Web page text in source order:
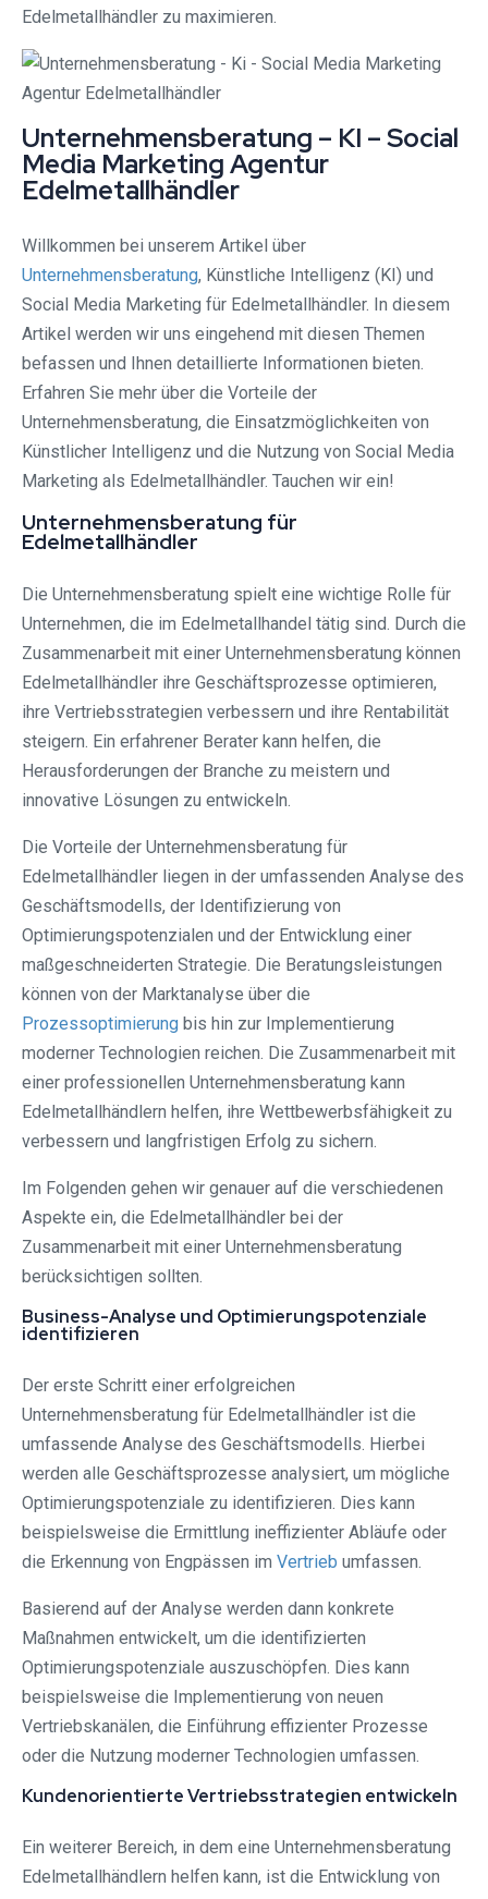
Edelmetallhändler zu maximieren.
Unternehmensberatung – KI – Social
Media Marketing Agentur
Edelmetallhändler
Willkommen bei unserem Artikel über
Unternehmensberatung, Künstliche Intelligenz (KI) und
Social Media Marketing für Edelmetallhändler. In diesem
Artikel werden wir uns eingehend mit diesen Themen
befassen und Ihnen detaillierte Informationen bieten.
Erfahren Sie mehr über die Vorteile der
Unternehmensberatung, die Einsatzmöglichkeiten von
Künstlicher Intelligenz und die Nutzung von Social Media
Marketing als Edelmetallhändler. Tauchen wir ein!
Unternehmensberatung für
Edelmetallhändler
Die Unternehmensberatung spielt eine wichtige Rolle für
Unternehmen, die im Edelmetallhandel tätig sind. Durch die
Zusammenarbeit mit einer Unternehmensberatung können
Edelmetallhändler ihre Geschäftsprozesse optimieren,
ihre Vertriebsstrategien verbessern und ihre Rentabilität
steigern. Ein erfahrener Berater kann helfen, die
Herausforderungen der Branche zu meistern und
innovative Lösungen zu entwickeln.
Die Vorteile der Unternehmensberatung für
Edelmetallhändler liegen in der umfassenden Analyse des
Geschäftsmodells, der Identifizierung von
Optimierungspotenzialen und der Entwicklung einer
maßgeschneiderten Strategie. Die Beratungsleistungen
können von der Marktanalyse über die
Prozessoptimierung bis hin zur Implementierung
moderner Technologien reichen. Die Zusammenarbeit mit
einer professionellen Unternehmensberatung kann
Edelmetallhändlern helfen, ihre Wettbewerbsfähigkeit zu
verbessern und langfristigen Erfolg zu sichern.
Im Folgenden gehen wir genauer auf die verschiedenen
Aspekte ein, die Edelmetallhändler bei der
Zusammenarbeit mit einer Unternehmensberatung
berücksichtigen sollten.
Business-Analyse und Optimierungspotenziale
identifizieren
Der erste Schritt einer erfolgreichen
Unternehmensberatung für Edelmetallhändler ist die
umfassende Analyse des Geschäftsmodells. Hierbei
werden alle Geschäftsprozesse analysiert, um mögliche
Optimierungspotenziale zu identifizieren. Dies kann
beispielsweise die Ermittlung ineffizienter Abläufe oder
die Erkennung von Engpässen im Vertrieb umfassen.
Basierend auf der Analyse werden dann konkrete
Maßnahmen entwickelt, um die identifizierten
Optimierungspotenziale auszuschöpfen. Dies kann
beispielsweise die Implementierung von neuen
Vertriebskanälen, die Einführung effizienter Prozesse
oder die Nutzung moderner Technologien umfassen.
Kundenorientierte Vertriebsstrategien entwickeln
Ein weiterer Bereich, in dem eine Unternehmensberatung
Edelmetallhändlern helfen kann, ist die Entwicklung von